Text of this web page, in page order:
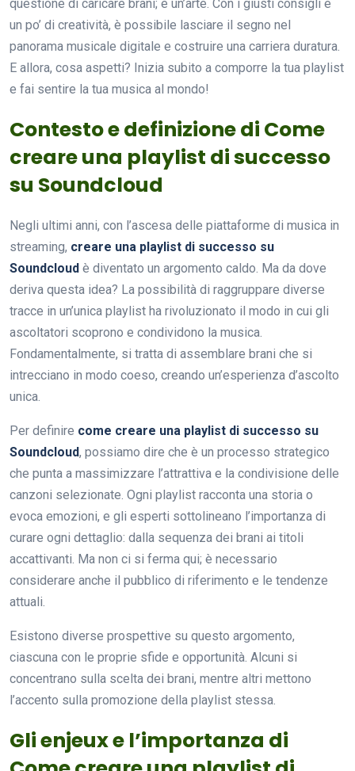
questione di caricare brani; è un’arte. Con i giusti consigli e
un po’ di creatività, è possibile lasciare il segno nel
panorama musicale digitale e costruire una carriera duratura.
E allora, cosa aspetti? Inizia subito a comporre la tua playlist
e fai sentire la tua musica al mondo!
Contesto e definizione di Come
creare una playlist di successo
su Soundcloud
Negli ultimi anni, con l’ascesa delle piattaforme di musica in
streaming, creare una playlist di successo su
Soundcloud è diventato un argomento caldo. Ma da dove
deriva questa idea? La possibilità di raggruppare diverse
tracce in un’unica playlist ha rivoluzionato il modo in cui gli
ascoltatori scoprono e condividono la musica.
Fondamentalmente, si tratta di assemblare brani che si
intrecciano in modo coeso, creando un’esperienza d’ascolto
unica.
Per definire come creare una playlist di successo su
Soundcloud, possiamo dire che è un processo strategico
che punta a massimizzare l’attrattiva e la condivisione delle
canzoni selezionate. Ogni playlist racconta una storia o
evoca emozioni, e gli esperti sottolineano l’importanza di
curare ogni dettaglio: dalla sequenza dei brani ai titoli
accattivanti. Ma non ci si ferma qui; è necessario
considerare anche il pubblico di riferimento e le tendenze
attuali.
Esistono diverse prospettive su questo argomento,
ciascuna con le proprie sfide e opportunità. Alcuni si
concentrano sulla scelta dei brani, mentre altri mettono
l’accento sulla promozione della playlist stessa.
Gli enjeux e l’importanza di